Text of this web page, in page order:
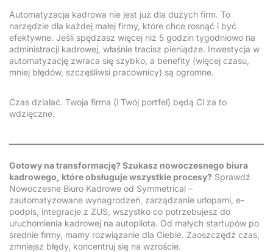
Automatyzacja kadrowa nie jest już dla dużych firm. To
narzędzie dla każdej małej firmy, które chce rosnąć i być
efektywne. Jeśli spędzasz więcej niż 5 godzin tygodniowo na
administracji kadrowej, właśnie tracisz pieniądze. Inwestycja w
automatyzację zwraca się szybko, a benefity (więcej czasu,
mniej błędów, szczęśliwsi pracownicy) są ogromne.
Czas działać. Twoja firma (i Twój portfel) będą Ci za to
wdzięczne.
Gotowy na transformację? Szukasz nowoczesnego biura
kadrowego, które obsługuje wszystkie procesy? Sprawdź
Nowoczesne Biuro Kadrowe od Symmetrical –
zautomatyzowane wynagrodzeń, zarządzanie urlopami, e-
podpis, integracje z ZUS, wszystko co potrzebujesz do
uruchomienia kadrowej na autopilota. Od małych startupów po
średnie firmy, mamy rozwiązanie dla Ciebie. Zaoszczędź czas,
zmniejsz błędy, koncentruj się na wzroście.